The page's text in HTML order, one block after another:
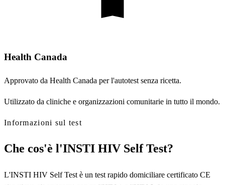
Health Canada
Approvato da Health Canada per l'autotest senza ricetta.
Utilizzato da cliniche e organizzazioni comunitarie in tutto il mondo.
Informazioni sul test
Che cos'è l'INSTI HIV Self Test?
L'INSTI HIV Self Test è un test rapido domiciliare certificato CE